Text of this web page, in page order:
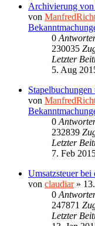
Archivierung
von
0
230035
Letzter
5. Aug
von
0
232839
Letzter
7. Feb
Umsatzsteuer
von claudiar»
0
247871
Letzter